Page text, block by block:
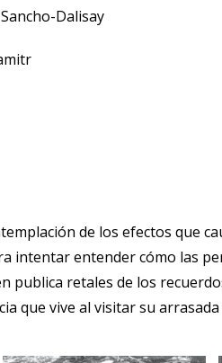
Dalisay
de los efectos que
intentar entender cómo las
publica retales de los
que vive al visitar su